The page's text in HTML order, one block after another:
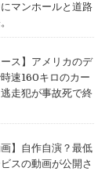
マンホールと道路
ース】アメリカのデ
時速160キロのカー
走犯が事故死で終
画】自作自演？最低
スの動画が公開さ